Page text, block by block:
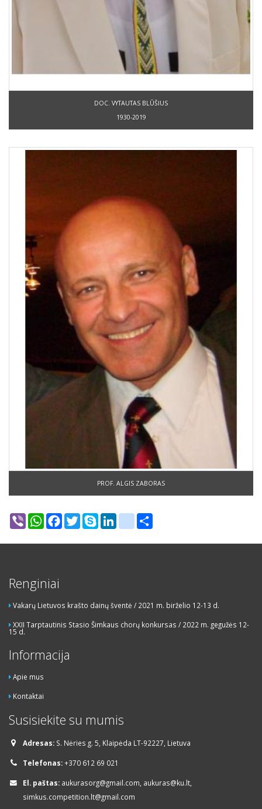
DOC. VYTAUTAS BLŪŠIUS
1930-2019
PROF. ALGIS ZABORAS
Viber WhatsAppFacebook
TwitterSkype LinkedIngoogle_bookmarks
Renginiai
Vakarų Lietuvos krašto dainų šventė / 2021 m. birželio 12-13 d.
XXII Tarptautinis Stasio Šimkaus chorų konkursas / 2022 m. gegužės 12-
15 d.
Informacija
Apie mus
Kontaktai
Susisiekite su mumis
Adresas: S. Nėries g. 5, Klaipėda LT-92227, Lietuva
Telefonas:+370 612 69 021
El. paštas: aukurasorg@gmail.com, aukuras@ku.lt,
simkus.competition.lt@gmail.com